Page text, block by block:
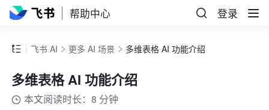
帮助中心 登录
飞书 AI 更多 AI 场景 多维表格 AI 功能介绍
多维表格 AI 功能介绍
本文阅读时长：8 分钟